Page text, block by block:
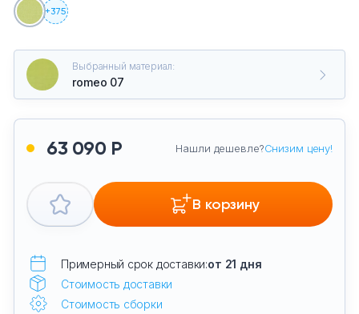
63 090 Р Нашли дешевле?Снизим цену!
В корзину
Примерный срок доставки:от 21 дня
Стоимость доставки
Стоимость сборки
+375
Выбранный материал:
romeo 07
Офисные диваны
Кашпо